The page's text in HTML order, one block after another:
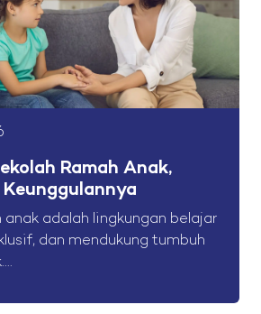
Ramah Anak,
Keunggulannya
anak adalah lingkungan belajar
dan mendukung tumbuh